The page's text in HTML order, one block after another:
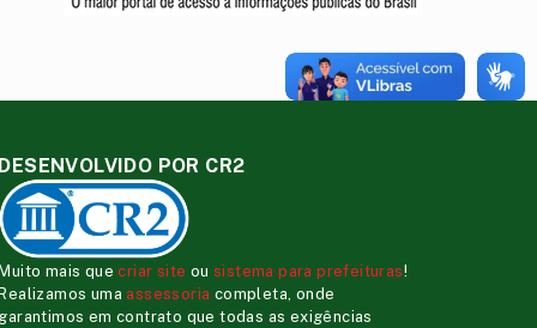
POR CR2
mais quecriar site ousistema para prefeituras!
uma assessoria completa, onde
em contrato que todas as exigências